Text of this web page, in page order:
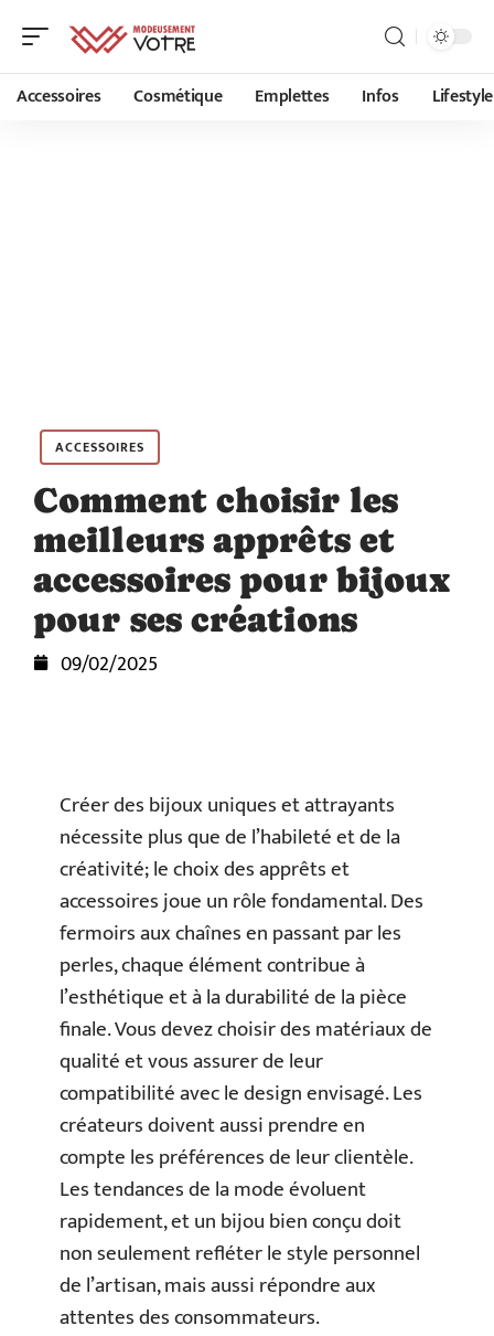
Accessoires Cosmétique Emplettes Infos Lifestyle
ACCESSOIRES
Comment choisir les
meilleurs apprêts et
accessoires pour bijoux
pour ses créations
09/02/2025
Créer des bijoux uniques et attrayants
nécessite plus que de l’habileté et de la
créativité; le choix des apprêts et
accessoires joue un rôle fondamental. Des
fermoirs aux chaînes en passant par les
perles, chaque élément contribue à
l’esthétique et à la durabilité de la pièce
finale. Vous devez choisir des matériaux de
qualité et vous assurer de leur
compatibilité avec le design envisagé. Les
créateurs doivent aussi prendre en
compte les préférences de leur clientèle.
Les tendances de la mode évoluent
rapidement, et un bijou bien conçu doit
non seulement refléter le style personnel
de l’artisan, mais aussi répondre aux
attentes des consommateurs.